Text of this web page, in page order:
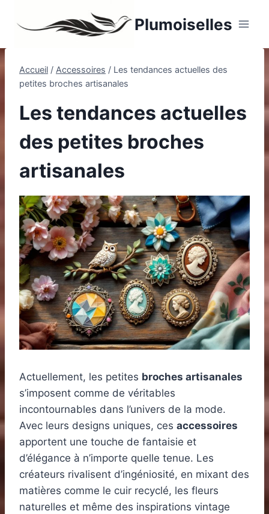
Plumoiselles
Accueil / Accessoires / Les tendances actuelles des
petites broches artisanales
Les tendances actuelles
des petites broches
artisanales
Actuellement, les petites broches artisanales
s’imposent comme de véritables
incontournables dans l’univers de la mode.
Avec leurs designs uniques, ces accessoires
apportent une touche de fantaisie et
d’élégance à n’importe quelle tenue. Les
créateurs rivalisent d’ingéniosité, en mixant des
matières comme le cuir recyclé, les fleurs
naturelles et même des inspirations vintage